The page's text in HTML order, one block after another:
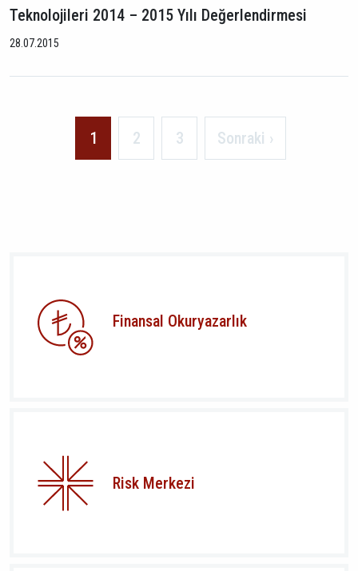
Teknolojileri 2014 – 2015 Yılı Değerlendirmesi
28.07.2015
Geçerli
sayfa
1 Sayfa
2 Sayfa
3
Sonraki
sayfa
Sonraki ›
Finansal Okuryazarlık
Risk Merkezi